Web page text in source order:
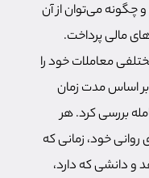
می‌توان از آن
مالی پرداخت.
معاملات خود را
اساس مدت زمان
بررسی کرد. هر
خود، زمانی که
و دانشی که دارد،